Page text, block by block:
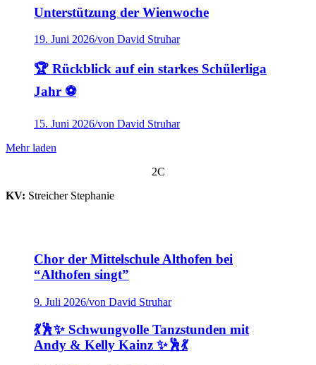
Unterstützung der Wienwoche
19. Juni 2026/von David Struhar
🏆 Rückblick auf ein starkes Schülerliga
Jahr ⚽
15. Juni 2026/von David Struhar
Mehr laden
2C
KV: Streicher Stephanie
Chor der Mittelschule Althofen bei
“Althofen singt”
9. Juli 2026/von David Struhar
💃🕺✨ Schwungvolle Tanzstunden mit
Andy & Kelly Kainz ✨🕺💃